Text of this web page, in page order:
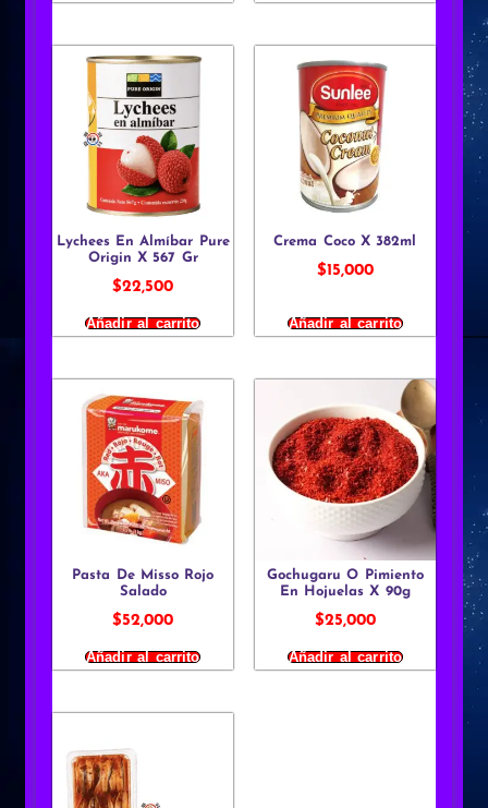
Lychees En Almíbar Pure
Origin X 567 Gr
$22,500
Añadir al carrito
Crema Coco X 382ml
$15,000
Añadir al carrito
Pasta De Misso Rojo
Salado
$52,000
Añadir al carrito
Gochugaru O Pimiento
En Hojuelas X 90g
$25,000
Añadir al carrito